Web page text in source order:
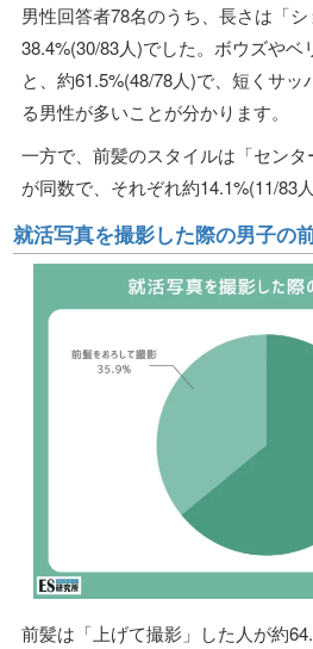
男性回答者78名のうち、長さは「
38.4%(30/83人)でした。ボウズやベ
と、約61.5%(48/78人)で、短くサ
る男性が多いことが分かります。
一方で、前髪のスタイルは「センタ
が同数で、それぞれ約14.1%(11/83人
就活写真を撮影した際の男子の
前髪は「上げて撮影」した人が約